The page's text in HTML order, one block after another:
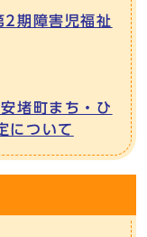
2期障害児福祉
堵町まち・ひ
について